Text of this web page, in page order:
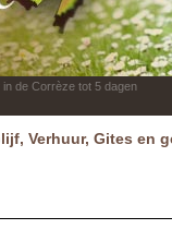
in de Corrèze tot 5 dagen
Verhuur, Gites en